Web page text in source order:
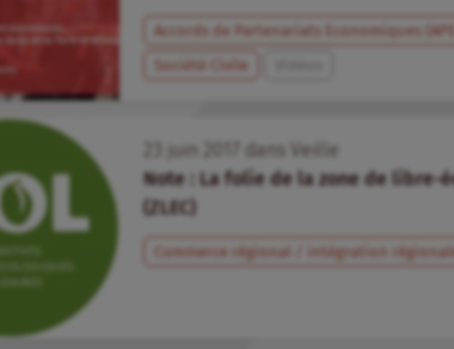
Accords de Partenariats Economiques (APE)
Société Civile
juin dans
Veille
Note : La folie de la zone de libre-
(ZLEC)
Commerce régional / intégration